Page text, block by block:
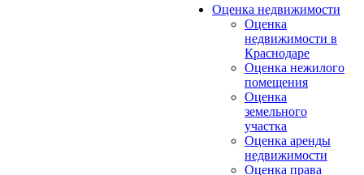
Оценка недвижимости
Оценка
недвижимости в
Краснодаре
Оценка нежилого
помещения
Оценка
земельного
участка
Оценка аренды
недвижимости
Оценка права